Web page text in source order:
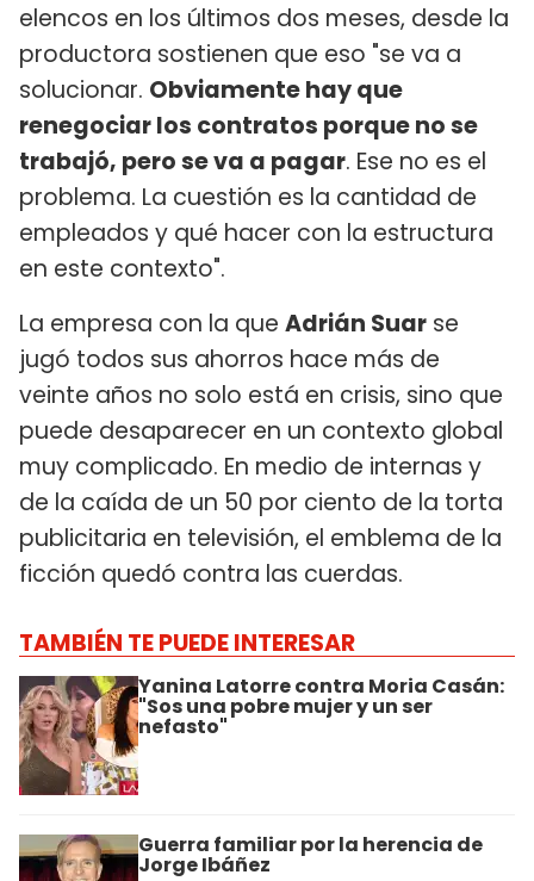
elencos en los últimos dos meses, desde la
productora sostienen que eso "se va a
solucionar. Obviamente hay que
renegociar los contratos porque no se
trabajó, pero se va a pagar. Ese no es el
problema. La cuestión es la cantidad de
empleados y qué hacer con la estructura
en este contexto".
La empresa con la que Adrián Suar se
jugó todos sus ahorros hace más de
veinte años no solo está en crisis, sino que
puede desaparecer en un contexto global
muy complicado. En medio de internas y
de la caída de un 50 por ciento de la torta
publicitaria en televisión, el emblema de la
ficción quedó contra las cuerdas.
TAMBIÉN TE PUEDE INTERESAR
Yanina Latorre contra Moria Casán:
"Sos una pobre mujer y un ser
nefasto"
Guerra familiar por la herencia de
Jorge Ibáñez